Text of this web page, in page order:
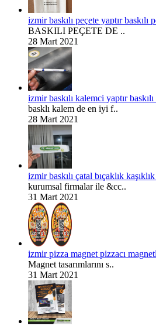
izmir baskılı peçete yaptır baskılı
BASKILI PEÇETE DE ..
28 Mart 2021
izmir baskılı kalemci yaptır
basklı kalem de en iyi f..
28 Mart 2021
izmir baskılı çatal bıçaklık kaşıklık
kurumsal firmalar ile &cc..
31 Mart 2021
izmir pizza magnet pizzacı
Magnet tasarımlarını s..
31 Mart 2021